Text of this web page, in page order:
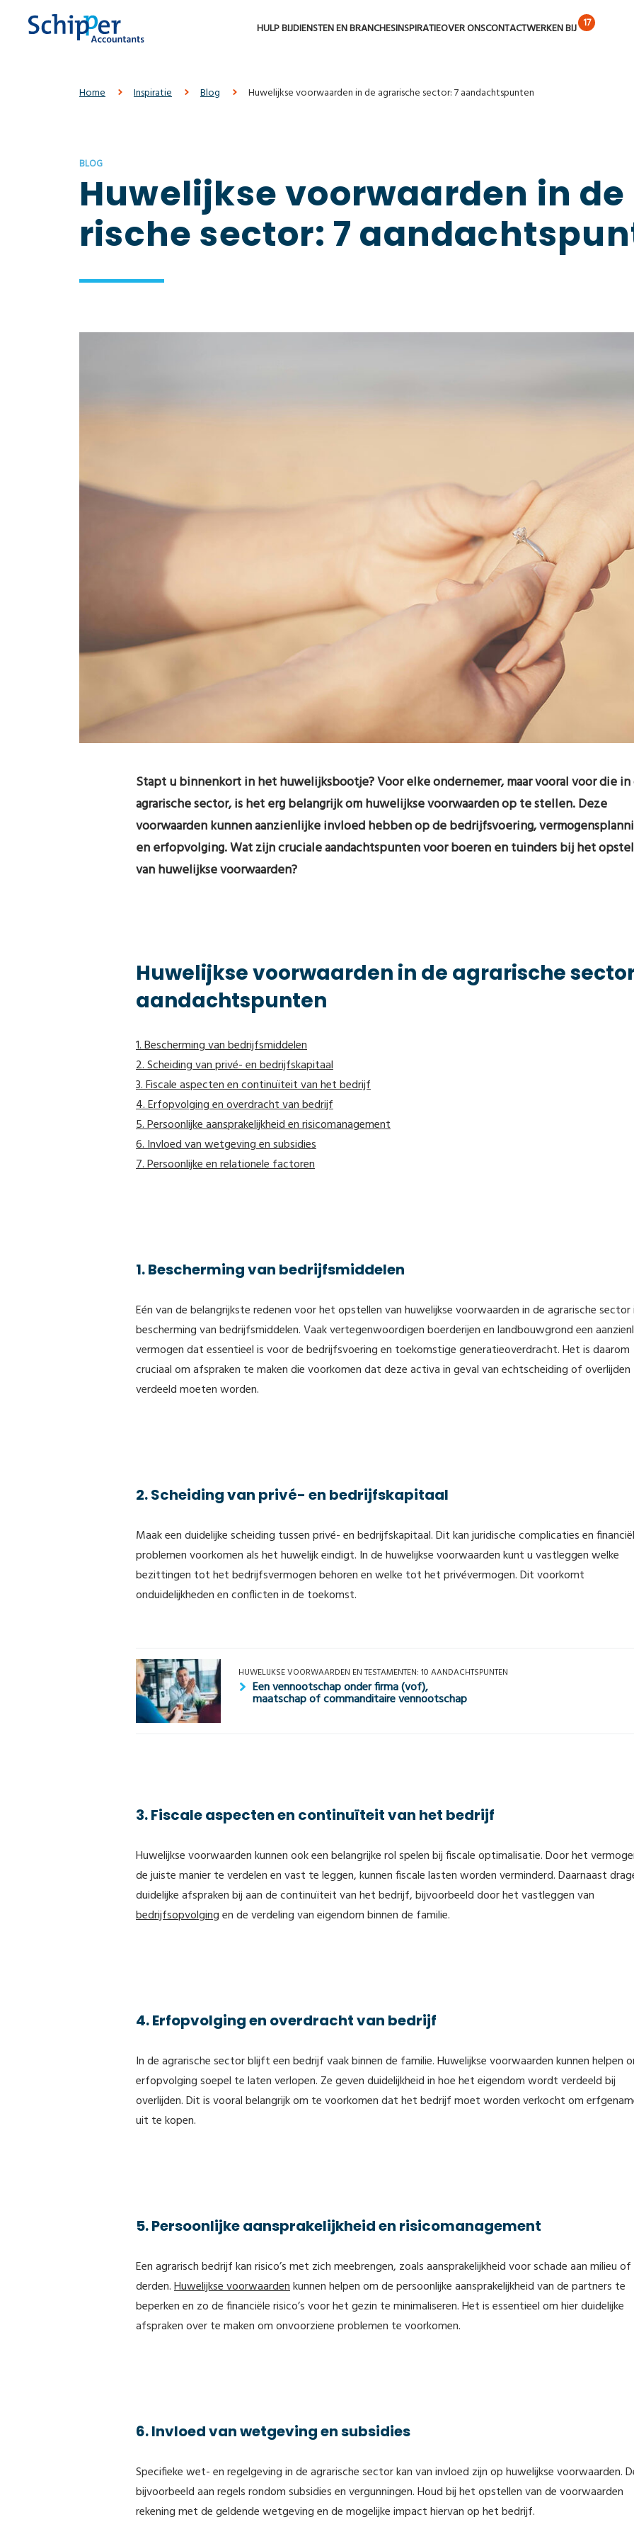
HULP BIJDIENSTEN EN BRANCHESINSPIRATIEOVER ONSCONTACTWERKEN BIJ
Home Inspiratie Blog Huwelijkse voor­waarden in de agra­rische sector: 7 aandachts­punten
BLOG
Huwelijkse voor­waarden in
rische sector: 7
Stapt u binnenkort in het huwelijksbootje? Voor elke ondernemer, maar vooral voor die in
agrarische sector, is het erg belangrijk om huwelijkse voorwaarden op te stellen. Deze
voorwaarden kunnen aanzienlijke invloed hebben op de bedrijfsvoering,
en erfopvolging. Wat zijn cruciale aandachtspunten voor boeren en tuinders bij het
van huwelijkse voorwaarden?
Huwelijkse voorwaarden in de agrarische
aandachtspunten
1. Bescherming van bedrijfsmiddelen
2. Scheiding van privé- en bedrijfskapitaal
3. Fiscale aspecten en continuïteit van het bedrijf
4. Erfopvolging en overdracht van bedrijf
5. Persoonlijke aansprakelijkheid en risicomanagement
6. Invloed van wetgeving en subsidies
7. Persoonlijke en relationele factoren
1. Bescherming van bedrijfsmiddelen
Eén van de belangrijkste redenen voor het opstellen van huwelijkse voorwaarden in de agrarische sector
bescherming van bedrijfsmiddelen. Vaak vertegenwoordigen boerderijen en landbouwgrond een
vermogen dat essentieel is voor de bedrijfsvoering en toekomstige generatieoverdracht. Het is daarom
cruciaal om afspraken te maken die voorkomen dat deze activa in geval van echtscheiding of overlijden
verdeeld moeten worden.
2. Scheiding van privé- en bedrijfskapitaal
Maak een duidelijke scheiding tussen privé- en bedrijfskapitaal. Dit kan juridische complicaties en
problemen voorkomen als het huwelijk eindigt. In de huwelijkse voorwaarden kunt u vastleggen welke
bezittingen tot het bedrijfsvermogen behoren en welke tot het privévermogen. Dit voorkomt
onduidelijkheden en conflicten in de toekomst.
HUWELIJKSE VOOR­­WAARDEN EN TESTA­MENTEN: 10 AANDACHTSPUNTEN
Een vennootschap onder firma (vof),
maatschap of commanditaire vennootschap
3. Fiscale aspecten en continuïteit van het bedrijf
Huwelijkse voorwaarden kunnen ook een belangrijke rol spelen bij fiscale optimalisatie. Door het
de juiste manier te verdelen en vast te leggen, kunnen fiscale lasten worden verminderd. Daarnaast
duidelijke afspraken bij aan de continuïteit van het bedrijf, bijvoorbeeld door het vastleggen van
bedrijfsopvolgingen de verdeling van eigendom binnen de familie.
4. Erfopvolging en overdracht van bedrijf
In de agrarische sector blijft een bedrijf vaak binnen de familie. Huwelijkse voorwaarden kunnen helpen
erfopvolging soepel te laten verlopen. Ze geven duidelijkheid in hoe het eigendom wordt verdeeld bij
overlijden. Dit is vooral belangrijk om te voorkomen dat het bedrijf moet worden verkocht om
uit te kopen.
5. Persoonlijke aansprakelijkheid en risicomanagement
Een agrarisch bedrijf kan risico’s met zich meebrengen, zoals aansprakelijkheid voor schade aan milieu of
derden.Huwelijkse voorwaardenkunnen helpen om de persoonlijke aansprakelijkheid van de partners te
beperken en zo de financiële risico’s voor het gezin te minimaliseren. Het is essentieel om hier duidelijke
afspraken over te maken om onvoorziene problemen te voorkomen.
6. Invloed van wetgeving en subsidies
Specifieke wet- en regelgeving in de agrarische sector kan van invloed zijn op huwelijkse voorwaarden.
bijvoorbeeld aan regels rondom subsidies en vergunningen. Houd bij het opstellen van de voorwaarden
rekening met de geldende wetgeving en de mogelijke impact hiervan op het bedrijf.